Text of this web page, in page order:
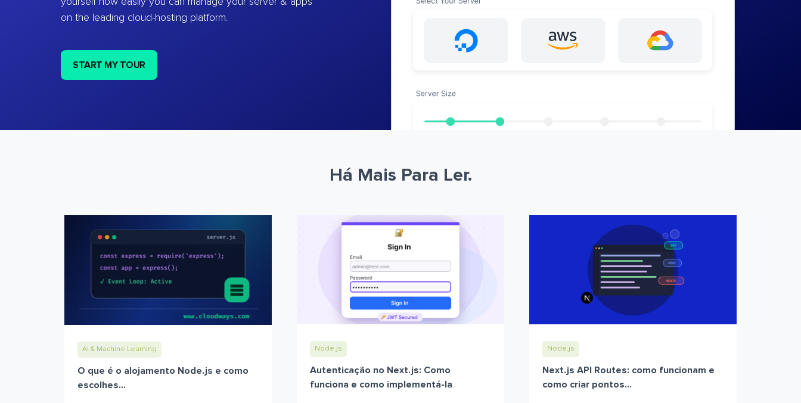
on the leading cloud-hosting platform.
START MY TOUR
Há Mais Para Ler.
AI & Machine Learning
O que é o alojamento Node.js e como
escolhes...
Node.js
Autenticação no Next.js: Como
funciona e como implementá-la
Node.js
Next.js API Routes: como funcionam e
como criar pontos...